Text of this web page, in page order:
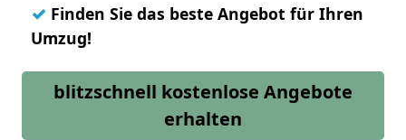
✓ Finden Sie das beste Angebot für Ihren
Umzug!
blitzschnell kostenlose Angebote
erhalten